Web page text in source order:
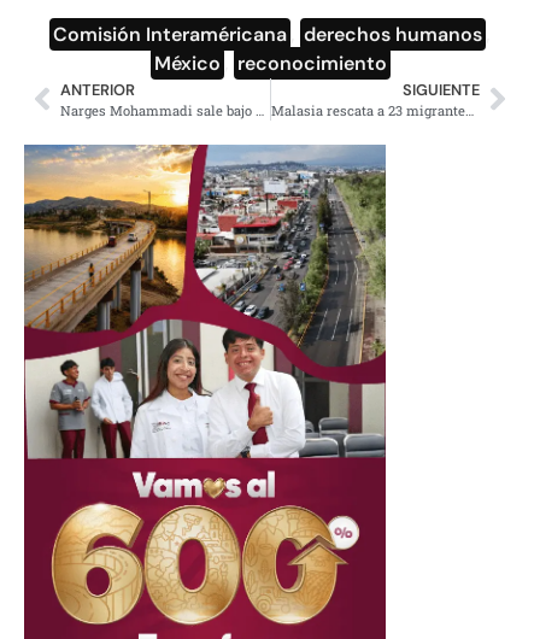
Comisión Interaméricana derechos humanos
México
reconocimiento
ANTERIOR SIGUIENTE
Malasia rescata a 23 migrantes tras naufragio de barco